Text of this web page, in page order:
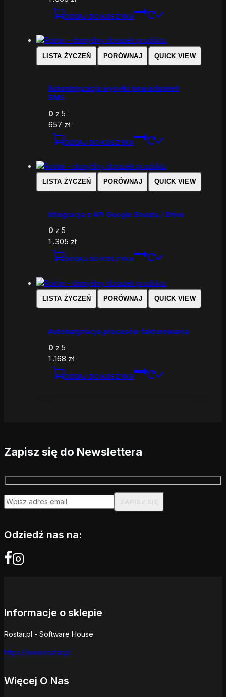
DODAJ DO KOSZYKA
LISTA ŻYCZEŃ PORÓWNAJ QUICK VIEW
Automatyzacja wysyłki powiadomień
SMS
0 z 5
657 zł
DODAJ DO KOSZYKA
LISTA ŻYCZEŃ PORÓWNAJ QUICK VIEW
Integracja z API Google Sheets / Drive
0 z 5
1 .305 zł
DODAJ DO KOSZYKA
LISTA ŻYCZEŃ PORÓWNAJ QUICK VIEW
Automatyzacja procesów fakturowania
0 z 5
1 .168 zł
DODAJ DO KOSZYKA
Zapisz się do Newslettera
Odziedź nas na:
Informacje o sklepie
Rostar.pl - Software House
https://www.rostar.pl
Więcej O Nas